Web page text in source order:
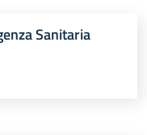
Sanitaria